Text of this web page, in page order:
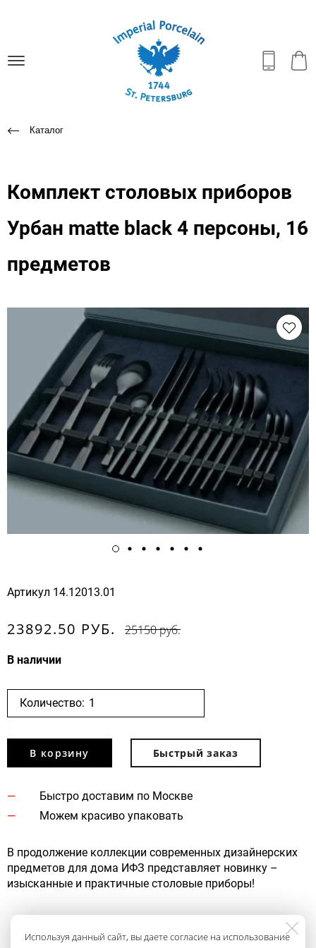
Каталог
Комплект столовых приборов
Урбан matte black 4 персоны, 16
предметов
Артикул 14.12013.01
23892.50 РУБ. 25150 руб.
В наличии
Количество:
В корзину Быстрый заказ
Быстро доставим по Москве
Можем красиво упаковать
В продолжение коллекции современных дизайнерских
предметов для дома ИФЗ представляет новинку –
изысканные и практичные столовые приборы!
Используя данный сайт, вы даете согласие на использование